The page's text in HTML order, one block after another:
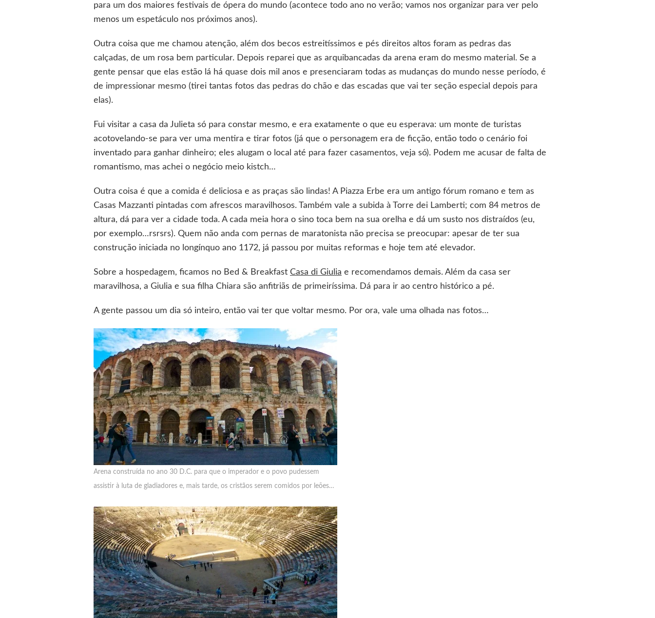
[Verona]
para um dos maiores festivais de ópera do mundo (acontece todo ano no verão; vamos nos organizar para ver pelo
menos um espetáculo nos próximos anos).
Outra coisa que me chamou atenção, além dos becos estreitíssimos e pés direitos altos foram as pedras das
calçadas, de um rosa bem particular. Depois reparei que as arquibancadas da arena eram do mesmo material. Se a
gente pensar que elas estão lá há quase dois mil anos e presenciaram todas as mudanças do mundo nesse período, é
de impressionar mesmo (tirei tantas fotos das pedras do chão e das escadas que vai ter seção especial depois para
elas).
Fui visitar a casa da Julieta só para constar mesmo, e era exatamente o que eu esperava: um monte de turistas
acotovelando-se para ver uma mentira e tirar fotos (já que o personagem era de ficção, então todo o cenário foi
inventado para ganhar dinheiro; eles alugam o local até para fazer casamentos, veja só). Podem me acusar de falta de
romantismo, mas achei o negócio meio kistch…
Outra coisa é que a comida é deliciosa e as praças são lindas! A Piazza Erbe era um antigo fórum romano e tem as
Casas Mazzanti pintadas com afrescos maravilhosos. Também vale a subida à Torre dei Lamberti; com 84 metros de
altura, dá para ver a cidade toda. A cada meia hora o sino toca bem na sua orelha e dá um susto nos distraídos (eu,
por exemplo…rsrsrs). Quem não anda com pernas de maratonista não precisa se preocupar: apesar de ter sua
construção iniciada no longínquo ano 1172, já passou por muitas reformas e hoje tem até elevador.
Sobre a hospedagem, ficamos no Bed & Breakfast Casa di Giulia e recomendamos demais. Além da casa ser
maravilhosa, a Giulia e sua filha Chiara são anfitriãs de primeiríssima. Dá para ir ao centro histórico a pé.
A gente passou um dia só inteiro, então vai ter que voltar mesmo. Por ora, vale uma olhada nas fotos…
Arena construída no ano 30 D.C. para que o imperador e o povo pudessem
assistir à luta de gladiadores e, mais tarde, os cristãos serem comidos por leões…